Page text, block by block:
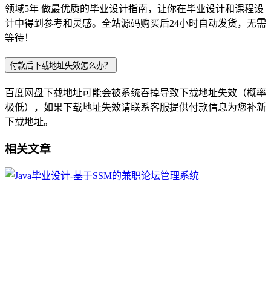
领域5年 做最优质的毕业设计指南，让你在毕业设计和课程设
计中得到参考和灵感。全站源码购买后24小时自动发货，无需
等待！
付款后下载地址失效怎么办？
百度网盘下载地址可能会被系统吞掉导致下载地址失效（概率
极低），如果下载地址失效请联系客服提供付款信息为您补新
下载地址。
相关文章